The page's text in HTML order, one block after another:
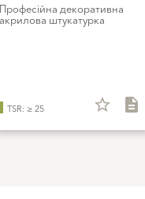
Професійна декоративна
акрилова штукатурка
TSR: ≥ 25 star_border description